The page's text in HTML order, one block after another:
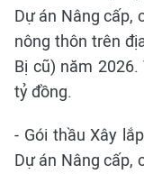
Dự án Nâng cấp,
nông thôn trên
Bị cũ) năm
tỷ đồng.
- Gói thầu Xây
Dự án Nâng cấp,